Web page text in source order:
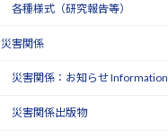
各種様式（研究報告等）
災害関係
災害関係：お知らせ Information
災害関係出版物